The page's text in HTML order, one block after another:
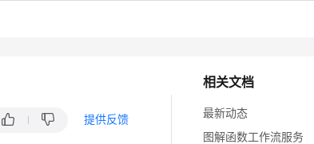
相关文档
最新动态
图解函数工作流服务
提供反馈